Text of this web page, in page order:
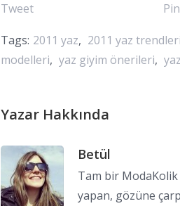
Tweet
Tags: 2011 yaz, 2011 yaz
modelleri, yaz giyim önerileri,
Yazar Hakkında
Betül
Tam bir ModaKolik
yapan, gözüne